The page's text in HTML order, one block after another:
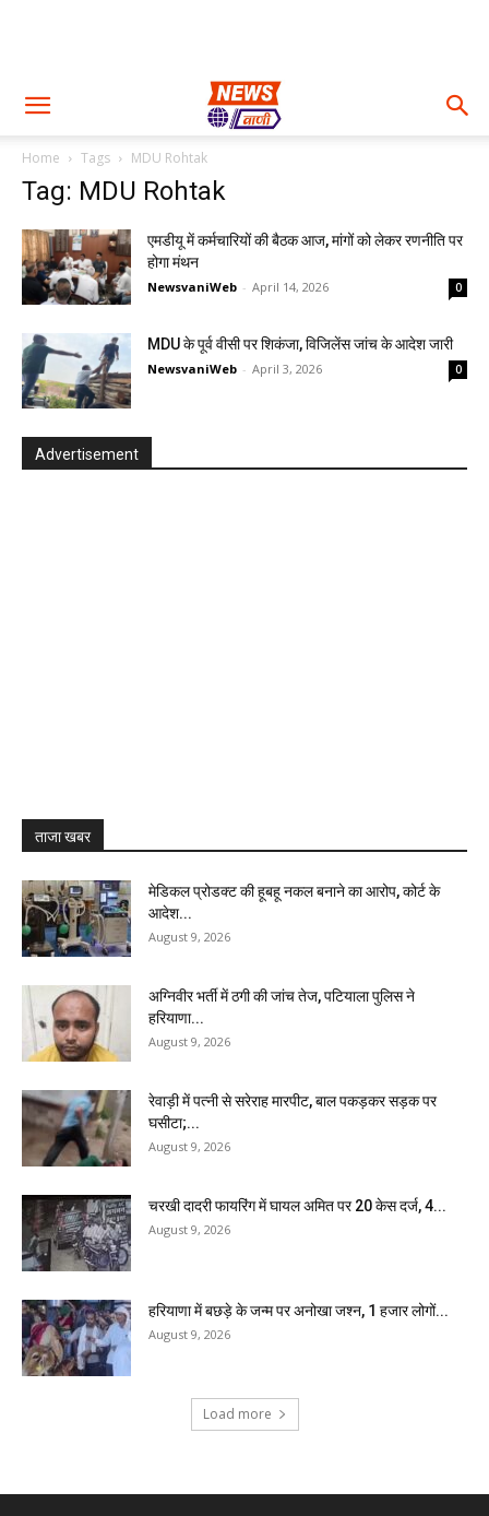
Home Tags MDU Rohtak
Tag: MDU Rohtak
एमडीयू में कर्मचारियों की बैठक आज, मांगों को लेकर रणनीति पर
होगा मंथन
NewsvaniWeb - April 14, 2026 0
MDU के पूर्व वीसी पर शिकंजा, विजिलेंस जांच के आदेश जारी
NewsvaniWeb - April 3, 2026 0
Advertisement
ताजा खबर
मेडिकल प्रोडक्ट की हूबहू नकल बनाने का आरोप, कोर्ट के
आदेश...
August 9, 2026
अग्निवीर भर्ती में ठगी की जांच तेज, पटियाला पुलिस ने
हरियाणा...
August 9, 2026
रेवाड़ी में पत्नी से सरेराह मारपीट, बाल पकड़कर सड़क पर
घसीटा;...
August 9, 2026
चरखी दादरी फायरिंग में घायल अमित पर 20 केस दर्ज, 4...
August 9, 2026
हरियाणा में बछड़े के जन्म पर अनोखा जश्न, 1 हजार लोगों...
August 9, 2026
Load more